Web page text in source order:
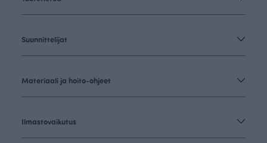
Suunnittelijat
Materiaali ja hoito-ohjeet
Ilmastovaikutus